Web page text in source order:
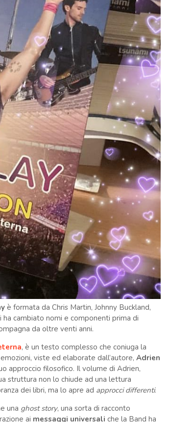
è formata da Chris Martin, Johnny Buckland,
cambiato nomi e componenti prima di
da oltre venti anni.
, è un testo complesso che coniuga la
viste ed elaborate dall’autore, Adrien
approccio filosofico. Il volume di Adrien,
struttura non lo chiude ad una lettura
dei libri, ma lo apre ad approcci differenti.
una ghost story, una sorta di racconto
ai messaggi universali che la Band ha